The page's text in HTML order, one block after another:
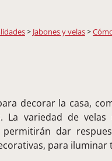
> Jabones y velas>
decorar la casa,
La variedad de velas
dar
para iluminar